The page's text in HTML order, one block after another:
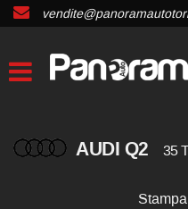
AUDI Q2 35
Stampa